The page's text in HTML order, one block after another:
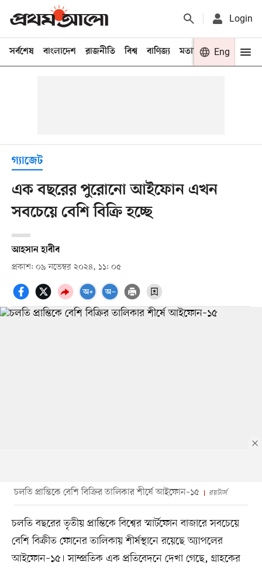
Login
সর্বশেষ বাংলাদেশ রাজনীতি বিশ্ব বাণিজ্য মতামত খেলা
Eng
গ্যাজেট
এক বছরের পুরোনো আইফোন এখন
সবচেয়ে বেশি বিক্রি হচ্ছে
আহসান হাবীব
প্রকাশ: ০৯ নভেম্বর ২০২৪, ১১: ০৫
চলতি প্রান্তিকে বেশি বিক্রির তালিকার শীর্ষে আইফোন–১৫ রয়টার্স
চলতি বছরের তৃতীয় প্রান্তিকে বিশ্বের স্মার্টফোন বাজারে সবচেয়ে
বেশি বিক্রীত ফোনের তালিকায় শীর্ষস্থানে রয়েছে অ্যাপলের
আইফোন–১৫। সাম্প্রতিক এক প্রতিবেদনে দেখা গেছে, গ্রাহকের